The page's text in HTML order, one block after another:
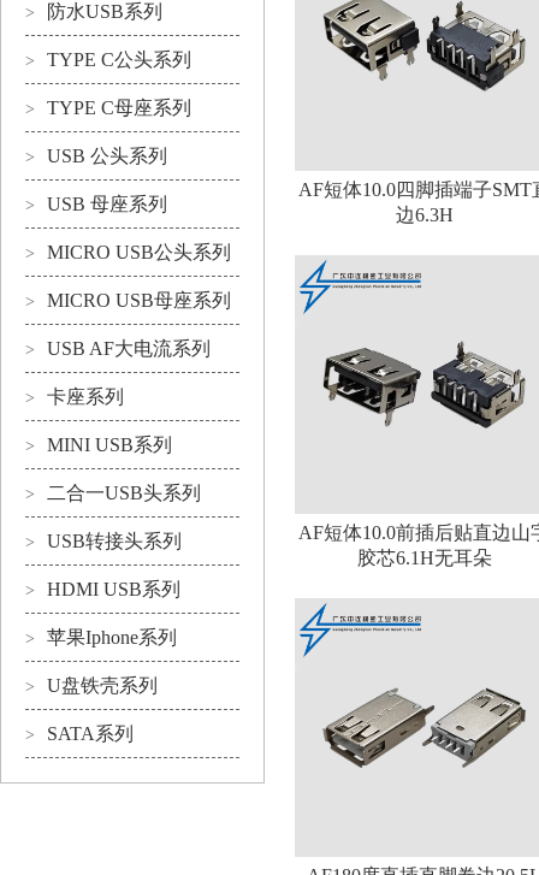
> 防水USB系列
> TYPE C公头系列
> TYPE C母座系列
> USB 公头系列
> USB 母座系列
> MICRO USB公头系列
> MICRO USB母座系列
> USB AF大电流系列
> 卡座系列
> MINI USB系列
> 二合一USB头系列
> USB转接头系列
> HDMI USB系列
> 苹果Iphone系列
> U盘铁壳系列
> SATA系列
AF短体10.0四脚插端子SMT
边6.3H
AF短体10.0前插后贴直边山
胶芯6.1H无耳朵